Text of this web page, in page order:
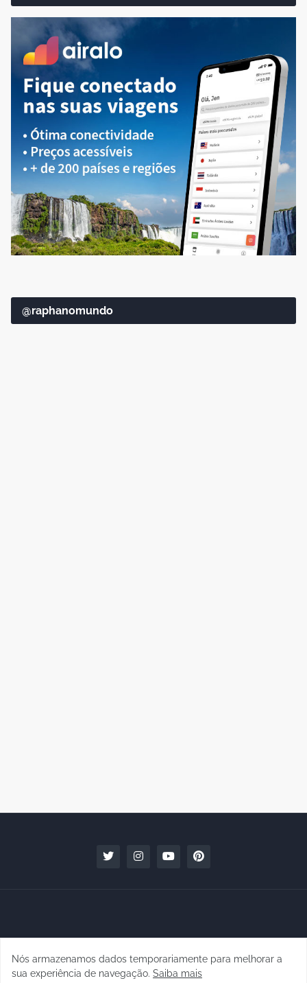
@raphanomundo
Copyright © 2010 - 2026 | raphanomundo
Nós armazenamos dados temporariamente para melhorar a
sua experiência de navegação. Saiba mais